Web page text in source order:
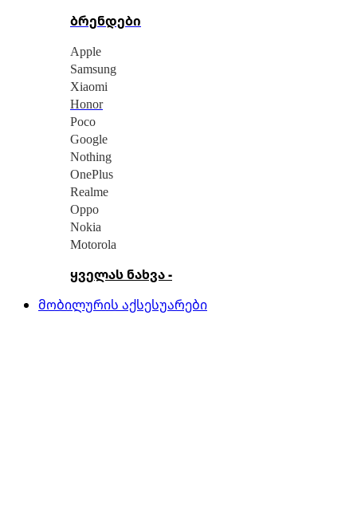
ბრენდები
Apple
Samsung
Xiaomi
Honor
Poco
Google
Nothing
OnePlus
Realme
Oppo
Nokia
Motorola
ყველას ნახვა -
მობილურის აქსესუარები